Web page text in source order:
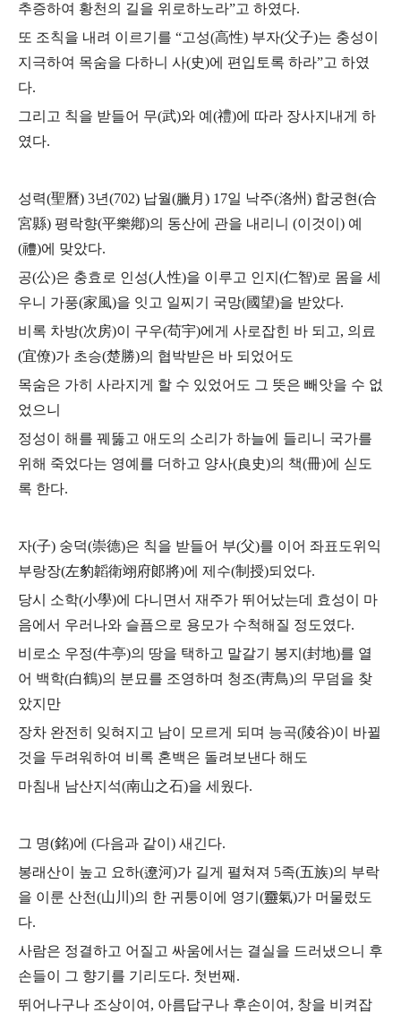
추증하여 황천의 길을 위로하노라”고 하였다.
또 조칙을 내려 이르기를 “고성(高性) 부자(父子)는 충성이
지극하여 목숨을 다하니 사(史)에 편입토록 하라”고 하였
다.
그리고 칙을 받들어 무(武)와 예(禮)에 따라 장사지내게 하
였다.
성력(聖曆) 3년(702) 납월(臘月) 17일 낙주(洛州) 합궁현(合
宮縣) 평락향(平樂鄕)의 동산에 관을 내리니 (이것이) 예
(禮)에 맞았다.
공(公)은 충효로 인성(人性)을 이루고 인지(仁智)로 몸을 세
우니 가풍(家風)을 잇고 일찌기 국망(國望)을 받았다.
비록 차방(次房)이 구우(苟宇)에게 사로잡힌 바 되고, 의료
(宜僚)가 초승(楚勝)의 협박받은 바 되었어도
목숨은 가히 사라지게 할 수 있었어도 그 뜻은 빼앗을 수 없
었으니
정성이 해를 꿰뚫고 애도의 소리가 하늘에 들리니 국가를
위해 죽었다는 영예를 더하고 양사(良史)의 책(冊)에 싣도
록 한다.
자(子) 숭덕(崇德)은 칙을 받들어 부(父)를 이어 좌표도위익
부랑장(左豹韜衛翊府郞將)에 제수(制授)되었다.
당시 소학(小學)에 다니면서 재주가 뛰어났는데 효성이 마
음에서 우러나와 슬픔으로 용모가 수척해질 정도였다.
비로소 우정(牛亭)의 땅을 택하고 말갈기 봉지(封地)를 열
어 백학(白鶴)의 분묘를 조영하며 청조(靑鳥)의 무덤을 찾
았지만
장차 완전히 잊혀지고 남이 모르게 되며 능곡(陵谷)이 바뀔
것을 두려워하여 비록 혼백은 돌려보낸다 해도
마침내 남산지석(南山之石)을 세웠다.
그 명(銘)에 (다음과 같이) 새긴다.
봉래산이 높고 요하(遼河)가 길게 펼쳐져 5족(五族)의 부락
을 이룬 산천(山川)의 한 귀퉁이에 영기(靈氣)가 머물렀도
다.
사람은 정결하고 어질고 싸움에서는 결실을 드러냈으니 후
손들이 그 향기를 기리도다. 첫번째.
뛰어나구나 조상이여, 아름답구나 후손이여, 창을 비켜잡